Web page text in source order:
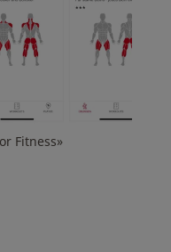
Fitness»